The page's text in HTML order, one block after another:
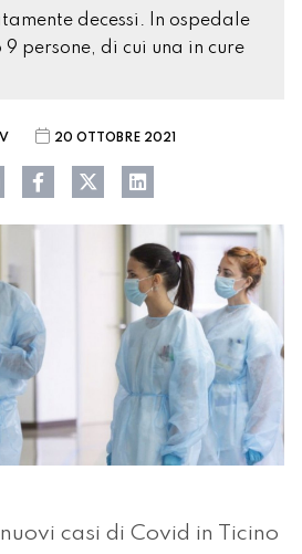
decessi. In ospedale
9 persone, di cui una in cure
20 OTTOBRE 2021
casi di Covid in Ticino